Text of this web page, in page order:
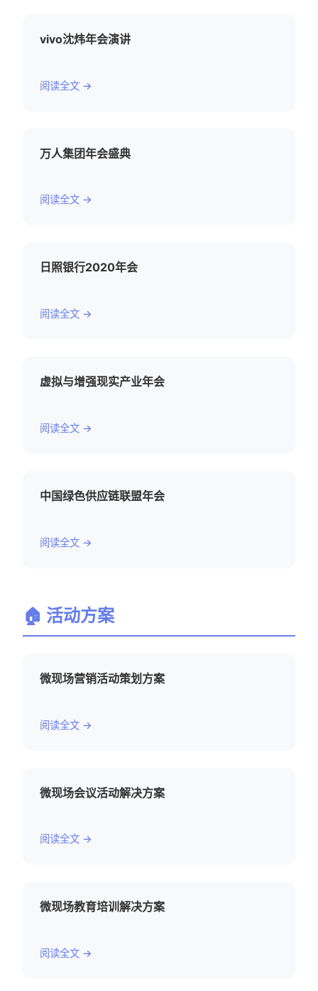
vivo沈炜年会演讲
阅读全文 →
万人集团年会盛典
阅读全文 →
日照银行2020年会
阅读全文 →
虚拟与增强现实产业年会
阅读全文 →
中国绿色供应链联盟年会
阅读全文 →
🏠 活动方案
微现场营销活动策划方案
阅读全文 →
微现场会议活动解决方案
阅读全文 →
微现场教育培训解决方案
阅读全文 →